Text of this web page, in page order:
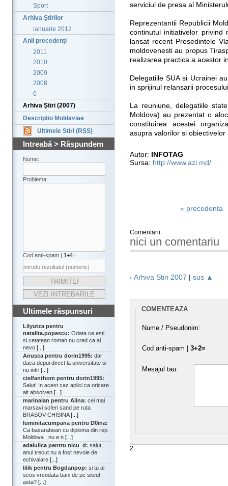
Sport
Arhiva Ştirilor
ianuarie 2012
Anii precedenţi
2011
2010
2009
2008
0
Arhiva Ştiri (2007)
Descriptio Moldaviae
Ultimele Stiri (RSS)
Intreabă > Răspundem
Nume:
Problema:
Cod anti-spam | 1+4=
Ultimele răspunsuri
Lilyutza pentru
natalita.popescu: Odata ce esti
si cetatean roman nu cred ca ai
nevo [...]
Anusca pentru dorin1995: dar
daca depui direct la universitate si
nu intri [...]
cielfanthom pentru dorin1995:
Salut! In acest caz aplici ca oricare
alt absolven [...]
marinaian pentru Alina: cei mai
marsavi soferi sand pe ruta
BRASOV-CHISINA[...]
luminitacumpana pentru D0ina:
Ca basarabean cu diploma din rep.
Moldova , nu e n [...]
adaiulica pentru nicu_d: salut,
anul trecut nu a fost nevoie de
echivalare [...]
lilik pentru Bogdanpop: si tu ai
scos vreodata bani de pe siteul
asta? [...]
serviciul de presa al
Reprezentantii Republicii
continutul initiativelor privind
lansat recent Presedintele
moldovenesti au propus
realizarea practica a acestor
Delegatiile SUA si Ucrainei
in sprijinul relansarii
La reuniune, delegatiile
Moldova) au prezentat o
constituirea acestei
asupra valorilor si obiectivelor
Autor: INFOTAG
Sursa: http://www.azi.md/
« precedenta
Comentarii:
nici un comentariu
‹ Arhiva Stiri 2007 | sus ▲
COMENTEAZA
Nume / Pseudonim:
Cod anti-spam | 3+2=
Mesajul tau:
2